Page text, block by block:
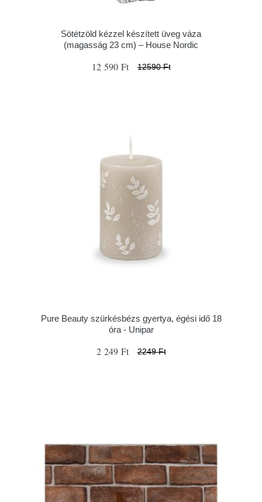
Sötétzöld kézzel készített üveg váza
(magasság 23 cm) – House Nordic
12 590 Ft 12590 Ft
Pure Beauty szürkésbézs gyertya, égési idő 18
óra - Unipar
2 249 Ft 2249 Ft